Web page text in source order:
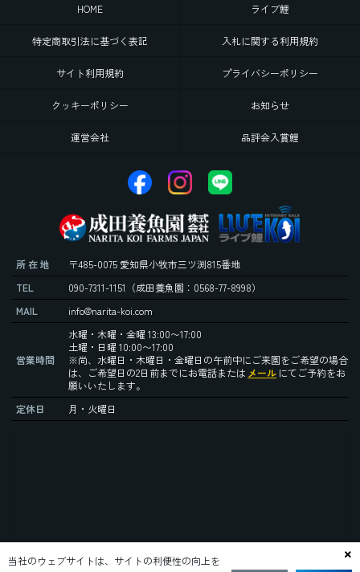
当社のウェブサイトは、サイトの利便性の向上を
HOME ライブ鯉
特定商取引法に基づく表記 入札に関する利用規約
サイト利用規約 プライバシーポリシー
クッキーポリシー お知らせ
運営会社 品評会入賞鯉
所 在 地
〒485-0075 愛知県小牧市三ツ渕815番地
TEL
090-7311-1151 （成田養魚園：0568-77-8998）
MAIL
info@narita-koi.com
営業時間
水曜・木曜・金曜 13:00〜17:00
土曜・日曜 10:00〜17:00
※尚、水曜日・木曜日・金曜日の午前中にご来園をご希望の場合
は、ご希望日の2日前までにお電話または メール にてご予約をお
願いいたします。
定休日
月・火曜日